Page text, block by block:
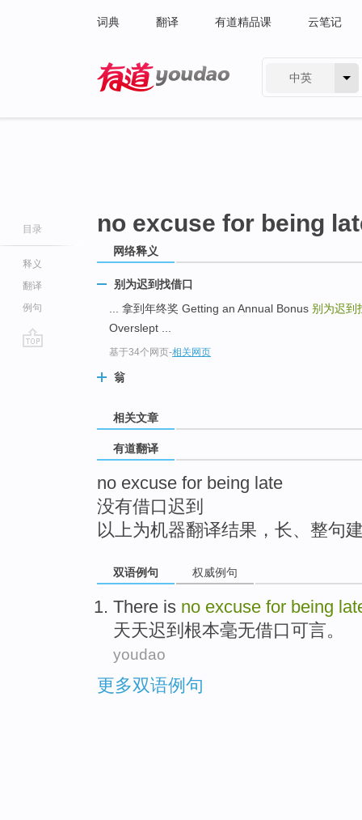
词典 翻译 有道精品课 云笔记
中英
目录
释义
翻译
例句
no excuse for being
网络释义
别为迟到找借口
... 拿到年终奖 Getting an Annual Bonus 别为迟到
Overslept ...
基于34个网页-相关网页
翁
相关文章
有道翻译
no excuse for being late
没有借口迟到
以上为机器翻译结果，长、整句
双语例句 权威例句
There is no excuse for being
天天迟到 根本毫无借口可言。
youdao
更多双语例句